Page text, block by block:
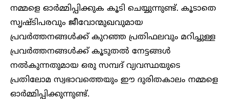
നമ്മളെ ഓർമ്മിപ്പിക്കുക കൂടി ചെയ്യുന്നുണ്ട്. കൂടാതെ
സൃഷ്ടിപരവും ജീവോന്മുഖവുമായ
പ്രവർത്തനങ്ങൾക്ക് കുറഞ്ഞ പ്രതിഫലവും മറിച്ചുള്ള
പ്രവർത്തനങ്ങൾക്ക് കൂടുതൽ നേട്ടങ്ങൾ
നൽകുന്നതുമായ ഒരു സമ്പദ് വ്യവസ്ഥയുടെ
പ്രതിലോമ സ്വഭാവത്തെയും ഈ ദുരിതകാലം നമ്മളെ
ഓർമ്മിപ്പിക്കുന്നുണ്ട്.